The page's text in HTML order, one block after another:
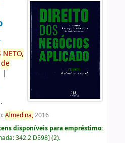
NETO,
de
|
.
Almedina,2016
disponíveis para empréstimo:
342.2 D598] (2).